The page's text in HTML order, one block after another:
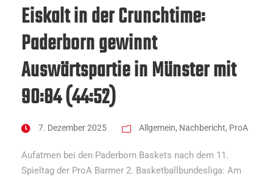
Eiskalt in der Crunchtime:
Paderborn gewinnt
Auswärtspartie in Münster mit
90:84 (44:52)
7. Dezember 2025 Allgemein, Nachbericht, ProA
Aufatmen bei den Paderborn Baskets nach dem 11.
Spieltag der ProA Barmer 2. Basketballbundesliga: Am